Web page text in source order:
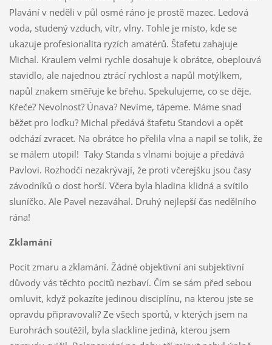
Plavání v neděli v půl osmé ráno je prostě mazec. Ledová
voda, studený vzduch, vítr, vlny. Tohle je místo, kde se
ukazuje profesionalita ryzích amatérů. Štafetu zahajuje
Michal. Kraulem velmi rychle dosahuje k obrátce, obeplouvá
stavidlo, ale najednou ztrácí rychlost a napůl motýlkem,
napůl znakem směřuje ke břehu. Spekulujeme, co se děje.
Křeče? Nevolnost? Únava? Nevíme, tápeme. Máme snad
běžet pro loďku? Michal předává štafetu Standovi a opět
odchází zvracet. Na obrátce ho přelila vlna a napil se tolik, že
se málem utopil! Taky Standa s vlnami bojuje a předává
Pavlovi. Rozhodčí nezakrývají, že proti včerejšku jsou časy
závodníků o dost horší. Včera byla hladina klidná a svítilo
sluníčko. Ale Pavel nezaváhal. Druhý nejlepší čas nedělního
rána!
Zklamání
Pocit zmaru a zklamání. Žádné objektivní ani subjektivní
důvody vás těchto pocitů nezbaví. Čím se sám před sebou
omluvit, když pokazíte jedinou disciplínu, na kterou jste se
opravdu připravovali? Ze všech sportů, v kterých jsem na
Eurohrách soutěžil, byla slackline jediná, kterou jsem